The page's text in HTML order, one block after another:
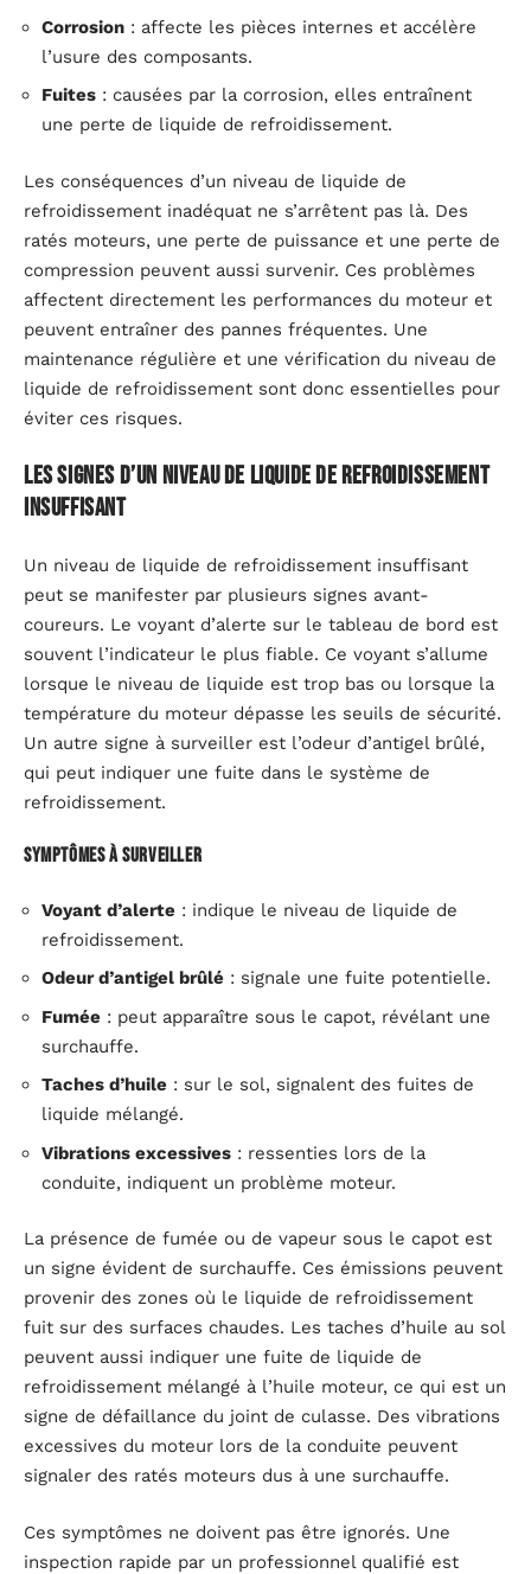
Corrosion : affecte les pièces internes et accélère
l’usure des composants.
Fuites : causées par la corrosion, elles entraînent
une perte de liquide de refroidissement.
Les conséquences d’un niveau de liquide de
refroidissement inadéquat ne s’arrêtent pas là. Des
ratés moteurs, une perte de puissance et une perte de
compression peuvent aussi survenir. Ces problèmes
affectent directement les performances du moteur et
peuvent entraîner des pannes fréquentes. Une
maintenance régulière et une vérification du niveau de
liquide de refroidissement sont donc essentielles pour
éviter ces risques.
Les signes d’un niveau de liquide de refroidissement
insuffisant
Un niveau de liquide de refroidissement insuffisant
peut se manifester par plusieurs signes avant-
coureurs. Le voyant d’alerte sur le tableau de bord est
souvent l’indicateur le plus fiable. Ce voyant s’allume
lorsque le niveau de liquide est trop bas ou lorsque la
température du moteur dépasse les seuils de sécurité.
Un autre signe à surveiller est l’odeur d’antigel brûlé,
qui peut indiquer une fuite dans le système de
refroidissement.
Symptômes à surveiller
Voyant d’alerte : indique le niveau de liquide de
refroidissement.
Odeur d’antigel brûlé : signale une fuite potentielle.
Fumée : peut apparaître sous le capot, révélant une
surchauffe.
Taches d’huile : sur le sol, signalent des fuites de
liquide mélangé.
Vibrations excessives : ressenties lors de la
conduite, indiquent un problème moteur.
La présence de fumée ou de vapeur sous le capot est
un signe évident de surchauffe. Ces émissions peuvent
provenir des zones où le liquide de refroidissement
fuit sur des surfaces chaudes. Les taches d’huile au sol
peuvent aussi indiquer une fuite de liquide de
refroidissement mélangé à l’huile moteur, ce qui est un
signe de défaillance du joint de culasse. Des vibrations
excessives du moteur lors de la conduite peuvent
signaler des ratés moteurs dus à une surchauffe.
Ces symptômes ne doivent pas être ignorés. Une
inspection rapide par un professionnel qualifié est